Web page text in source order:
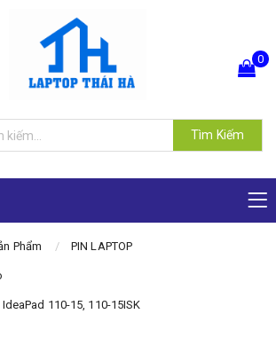
Tìm Kiếm
0
Phẩm PIN LAPTOP
110-15, 110-15ISK